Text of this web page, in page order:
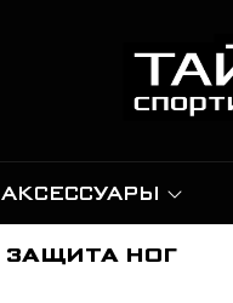
АКСЕССУАРЫ
ЗАЩИТА НОГ